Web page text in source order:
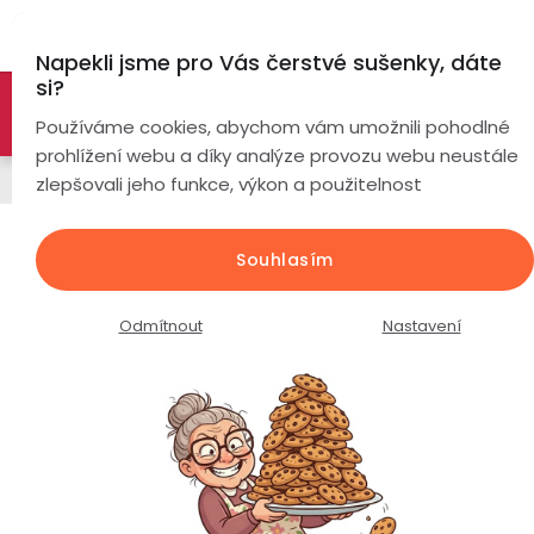
Napekli jsme pro Vás čerstvé sušenky, dáte
si?
Používáme cookies, abychom vám umožnili pohodlné
prohlížení webu a díky analýze provozu webu neustále
zlepšovali jeho funkce, výkon a použitelnost
Nastavení
Odmítnout
Souhlasím
obsah
🚀 Nové modely DRONŮ 🚀
-26%
PROZKOUMAT NABÍDKU
náramky
Chytré
podle
Dámské
Chytré
sluchátka
Chytré hodinky
EVOLVE X2 Ultra / AMOLED displej /
duální GPS / vodotěsné 3ATM /
bluetooth volání / Gorilla Glass
produktu